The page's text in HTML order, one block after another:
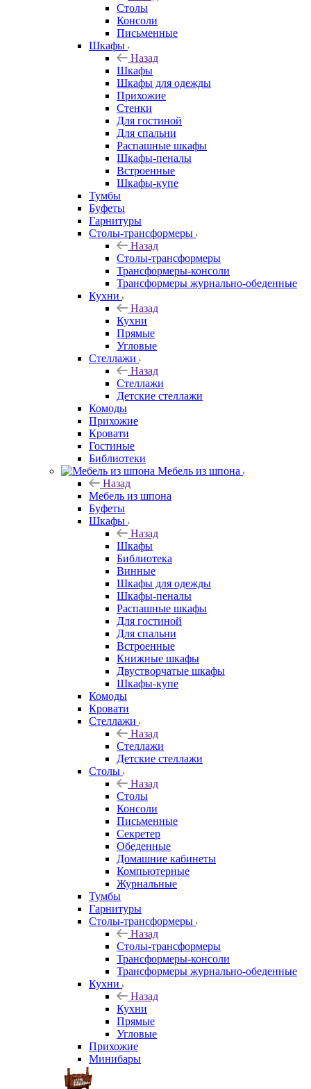
Столы
Консоли
Письменные
Шкафы
Назад
Шкафы
Шкафы для одежды
Прихожие
Стенки
Для гостиной
Для спальни
Распашные шкафы
Шкафы-пеналы
Встроенные
Шкафы-купе
Тумбы
Буфеты
Гарнитуры
Столы-трансформеры
Назад
Столы-трансформеры
Трансформеры-консоли
Трансформеры журнально-обеденные
Кухни
Назад
Кухни
Прямые
Угловые
Стеллажи
Назад
Стеллажи
Детские стеллажи
Комоды
Прихожие
Кровати
Гостиные
Библиотеки
Мебель из шпона
Назад
Мебель из шпона
Буфеты
Шкафы
Назад
Шкафы
Библиотека
Винные
Шкафы для одежды
Шкафы-пеналы
Распашные шкафы
Для гостиной
Для спальни
Встроенные
Книжные шкафы
Двустворчатые шкафы
Шкафы-купе
Комоды
Кровати
Стеллажи
Назад
Стеллажи
Детские стеллажи
Столы
Назад
Столы
Консоли
Письменные
Секретер
Обеденные
Домашние кабинеты
Компьютерные
Журнальные
Тумбы
Гарнитуры
Столы-трансформеры
Назад
Столы-трансформеры
Трансформеры-консоли
Трансформеры журнально-обеденные
Кухни
Назад
Кухни
Прямые
Угловые
Прихожие
Минибары